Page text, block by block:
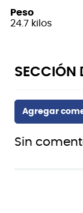
Peso
24.7 kilos
Sin